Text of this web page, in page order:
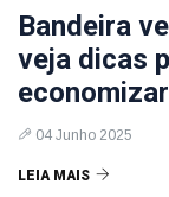
Bandeira
veja dicas
economizar
04 Junho 2025
LEIA MAIS